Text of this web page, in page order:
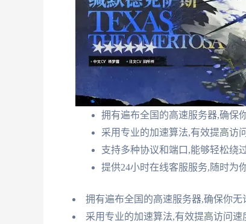
拥有遍布全国的高速服务器,确保
采用专业的加速算法,有效提高访
支持多种协议和端口,能够轻松绕
提供24小时在线客服服务,随时为
拥有遍布全国的高速服务器,确保你
采用专业的加速算法,有效提高访问